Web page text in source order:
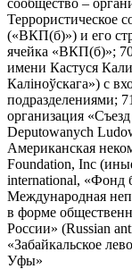
Террористическое
(«ВКП(б)») и его
ячейка «ВКП(б)»;
имени Кастуся
Калiноўскага») с
подразделениями;
организация
Deputowanych
Американская
Foundation, Inc
international, «Фонд
Международная
в форме
России» (Russian
«Забайкальское
Уфы»